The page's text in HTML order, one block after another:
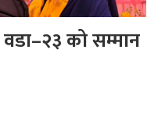
वडा–२३ को सम्मान